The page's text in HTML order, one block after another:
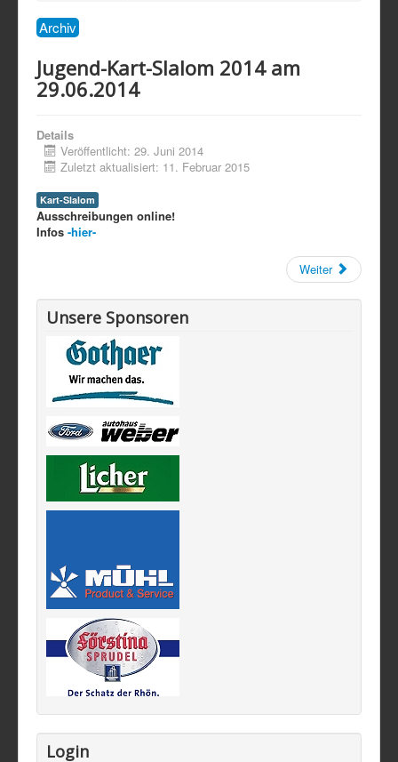
Archiv
Jugend-Kart-Slalom 2014 am
29.06.2014
Details
Veröffentlicht: 29. Juni 2014
Zuletzt aktualisiert: 11. Februar 2015
Kart-Slalom
Ausschreibungen online!
Infos -hier-
Weiter
Unsere Sponsoren
Login